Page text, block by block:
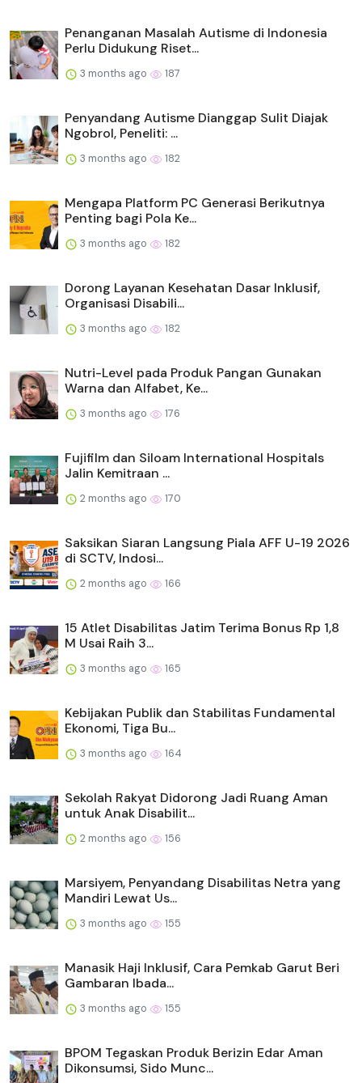
Penanganan Masalah Autisme di Indonesia
Perlu Didukung Riset...
3 months ago 187
Penyandang Autisme Dianggap Sulit Diajak
Ngobrol, Peneliti: ...
3 months ago 182
Mengapa Platform PC Generasi Berikutnya
Penting bagi Pola Ke...
3 months ago 182
Dorong Layanan Kesehatan Dasar Inklusif,
Organisasi Disabili...
3 months ago 182
Nutri-Level pada Produk Pangan Gunakan
Warna dan Alfabet, Ke...
3 months ago 176
Fujifilm dan Siloam International Hospitals
Jalin Kemitraan ...
2 months ago 170
Saksikan Siaran Langsung Piala AFF U-19 2026
di SCTV, Indosi...
2 months ago 166
15 Atlet Disabilitas Jatim Terima Bonus Rp 1,8
M Usai Raih 3...
3 months ago 165
Kebijakan Publik dan Stabilitas Fundamental
Ekonomi, Tiga Bu...
3 months ago 164
Sekolah Rakyat Didorong Jadi Ruang Aman
untuk Anak Disabilit...
2 months ago 156
Marsiyem, Penyandang Disabilitas Netra yang
Mandiri Lewat Us...
3 months ago 155
Manasik Haji Inklusif, Cara Pemkab Garut Beri
Gambaran Ibada...
3 months ago 155
BPOM Tegaskan Produk Berizin Edar Aman
Dikonsumsi, Sido Munc...